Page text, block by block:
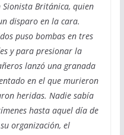
Sionista Británica, quien
disparo en la cara.
puso bombas en tres
y para presionar la
lanzó una granada
en el que murieron
heridas. Nadie sabía
hasta aquel día de
organización, el